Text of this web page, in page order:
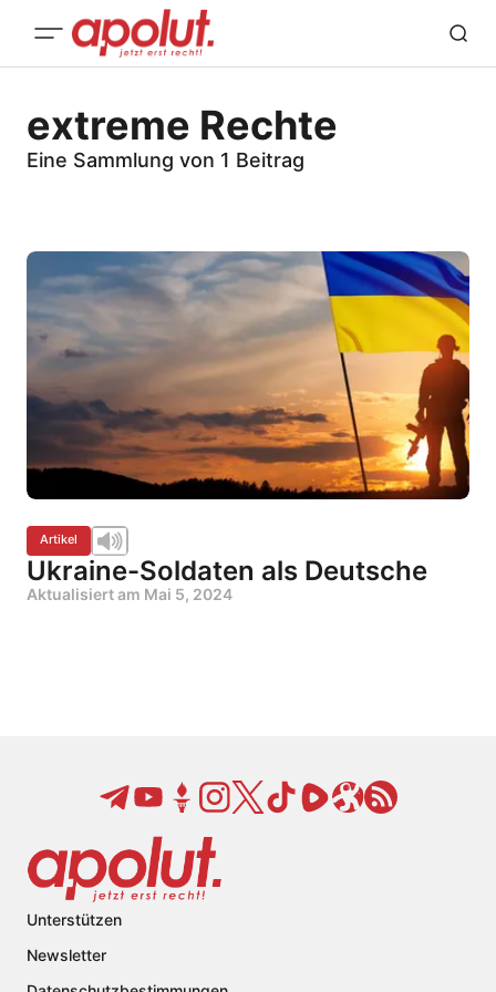
extreme Rechte
Eine Sammlung von 1 Beitrag
Artikel
Ukraine-Soldaten als Deutsche
Aktualisiert am Mai 5, 2024
Unterstützen
Newsletter